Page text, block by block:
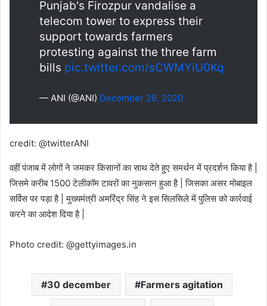
Punjab's Firozpur vandalise a
telecom tower to express their
support towards farmers
protesting against the three farm
bills pic.twitter.com/sCWMYiU0Kq
— ANI (@ANI) December 28, 2020
credit: @twitterANI
वहीं पंजाब में लोगों ने जमकर किसानों का साथ देते हुए समर्थन में प्रदर्शन किया है |
जिसमे करीब 1500 टेलीकॉम टावरों का नुकसान हुआ है | जिसका असर मोबाइल
सर्विस पर पड़ा है | मुख्यमंत्री अमरिंद्र सिंह ने इस सिलसिले में पुलिस को कार्रवाई
करने का आदेश दिया है |
Photo credit: @gettyimages.in
30 december Farmers agitation